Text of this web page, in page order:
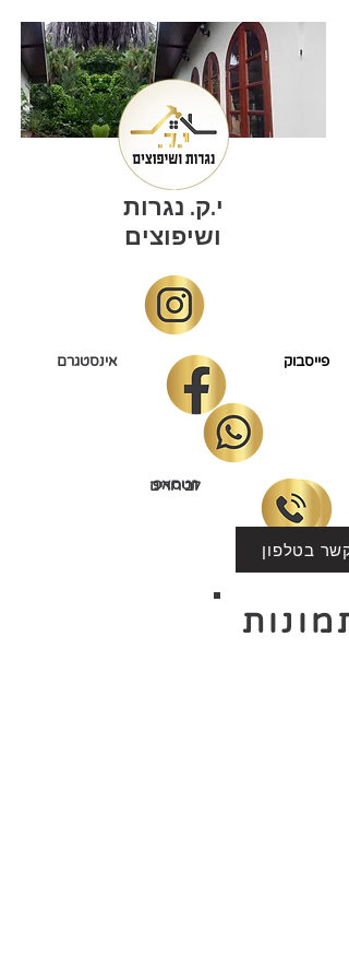
י.ק. נגרות
ושיפוצים
אינסטגרם פייסבוק
ווטסאפ
לבירורים
בטלפון